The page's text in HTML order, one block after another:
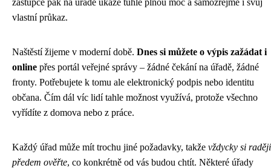
zástupce pak na úřadě ukáže tuhle plnou moc a samozřejmě i svůj
vlastní průkaz.
Naštěstí žijeme v moderní době. Dnes si můžete o výpis zažádat i
online přes portál veřejné správy – žádné čekání na úřadě, žádné
fronty. Potřebujete k tomu ale elektronický podpis nebo identitu
občana. Čím dál víc lidí tahle možnost využívá, protože všechno
vyřídíte z domova nebo z práce.
Každý úřad může mít trochu jiné požadavky, takže vždycky si raději
předem ověřte, co konkrétně od vás budou chtít. Některé úřady